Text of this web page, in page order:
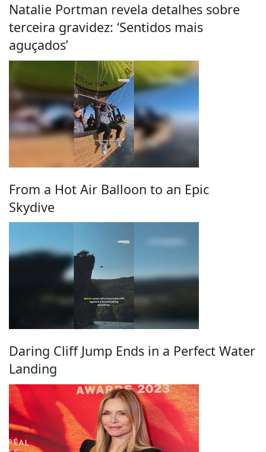
Natalie Portman revela detalhes sobre
terceira gravidez: ‘Sentidos mais
aguçados’
From a Hot Air Balloon to an Epic
Skydive
Daring Cliff Jump Ends in a Perfect Water
Landing